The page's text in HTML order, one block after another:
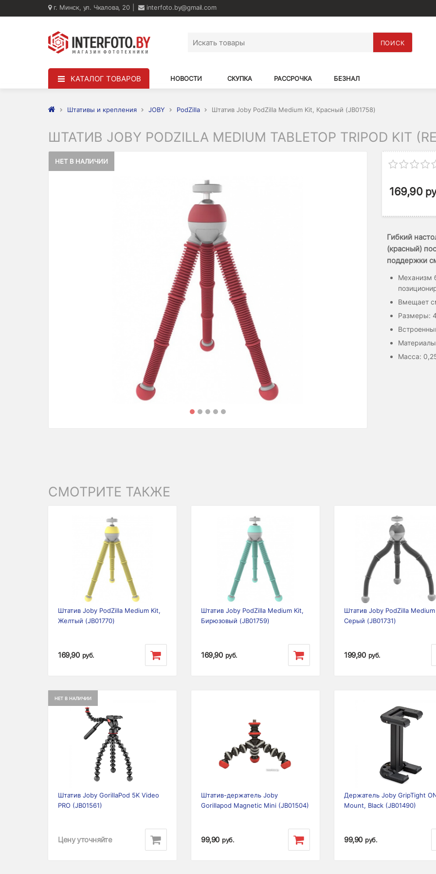
г. Минск, ул. Чкалова, 20 interfoto.by@gmail.com
ПОИСК
КАТАЛОГ ТОВАРОВ НОВОСТИ СКУПКА РАССРОЧКА БЕЗНАЛ
Штативы и крепления JOBY PodZilla Штатив Joby PodZilla Medium Kit, Красный (JB01758)
ШТАТИВ JOBY PODZILLA MEDIUM TABLETOP TRIPOD KIT
НЕТ В НАЛИЧИИ
169,90
Гибкий
(красный)
поддержки
Механизм
Вмещает
Размеры:
Масса:
СМОТРИТЕ ТАКЖЕ
Штатив Joby PodZilla Medium Kit,
Желтый (JB01770)
169,90 руб.
Штатив Joby PodZilla Medium Kit,
Бирюзовый (JB01759)
169,90 руб.
Previous
Штатив Joby PodZilla
Серый (JB01731)
199,90 руб.
НЕТ В НАЛИЧИИ
Штатив Joby GorillaPod 5K Video
PRO (JB01561)
Цену уточняйте
Previous
Штатив-держатель Joby
Gorillapod Magnetic Mini (JB01504)
99,90 руб.
Держатель Joby GripTight
Mount, Black (JB01490)
99,90 руб.